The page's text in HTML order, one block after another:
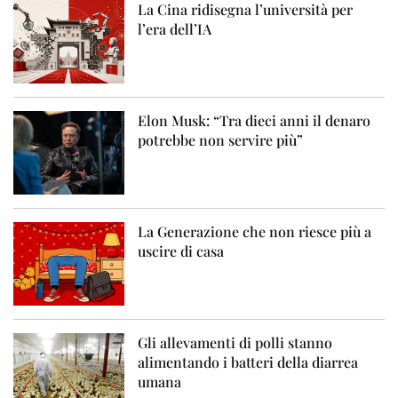
La Cina ridisegna l’università per
l’era dell’IA
Elon Musk: “Tra dieci anni il denaro
potrebbe non servire più”
La Generazione che non riesce più a
uscire di casa
Gli allevamenti di polli stanno
alimentando i batteri della diarrea
umana